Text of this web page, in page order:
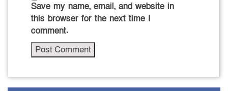
Save my name, email, and website in
this browser for the next time I
comment.